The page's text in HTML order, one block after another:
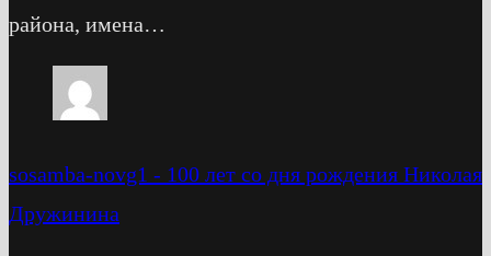
района, имена…
sosamba-novg1 - 100 лет со дня рождения Николая
Дружинина